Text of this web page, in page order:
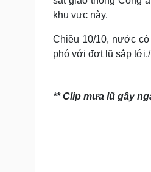
Dinh dưỡng - món ngon
Cây thuốc
Nhi khoa
Nam khoa
Ăn sạch sống khỏe
khu vực này.
Chiều 10/10, nước
phó với đợt lũ sắp
** Clip mưa lũ gây